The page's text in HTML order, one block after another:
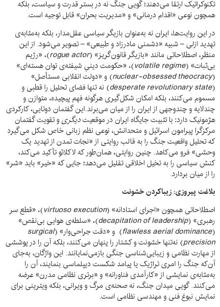
تکنوکراتیک ارتقا می‌دهند؛ گویی جنگ نه در بستر قدرت و سیاست، بلکه
همچون نوعی «اقدام درمانی» و «مدیریت بحران» قابل توجیه است.
در این روایت‌ها، ایران نه به‌عنوان بازیگر سیاسی عقل‌مدار، بلکه به‌مثابه‌ی‌
تهدید ازلی – شبیه «دشمنی مادرزاد و طبیعی» – تصویر می‌شود. از این
منظر، اصطلاحاتی مانند «بازیگر قانون‌گریز» (rogue actor)، «رژیم
بی‌ثبات» (volatile regime)، «حکومت دینیِ شیفته‌ی توان هسته‌ای»
(
nuclear-obsessed theocracy) و «دولت انقلابی مستأصل»
(
desperate revolutionary state) نه تنها فضای تحلیل را قطبی و
مسموم می‌کنند، بلکه امکان شکل‌گیری هرگونه فهم پیچیده، متوازن و
چندلایه و چندوجهی از ایران را از میان می‌برند.این گفتمان دوتایی، کارکردی
هژمونیک دارد: با تثبیت جایگاه ایران در موقعیتدیگریو تقویت گفتمان
مرکزگرا پیرامون اسرائیل و متحدانش، نوعی نظم زبانی خاص شکل می‌گیرد
که تحلیل واقعیت جنگ را به قالب روایتی از «نجات تمدن از تهدید یک
وحشی» فرو می‌کاهد. چنین روایتی، همان‌طور که لاکلائو تأکید می‌کند،
کنش سیاسی را به تخیل اخلاقی تقلیل می‌دهد؛ جایی که «خیر» باید «شر»
را از میان بردارد.
بلاغت پیروزی: زیباکردن خشونت
اصطلاحاتی همچون «اجرای استادانه» (virtuoso execution)، «قطع سر
رهبری» (decapitation of leadership)، «سلطه‌ی هوایی بی‌نقص»
(
flawless aerial dominance) و «دقت جراحی‌وار» (surgical
precision) نه‌تنها خشونت و کشتار را پنهان می‌کنند، بلکه آن را در پوششی
از مهارت نظامی و زیبایی‌شناسی جنگی بازمی‌نمایانند. این واژگان، به‌جای
آن‌که جنگ را امری تراژیک یا پیامد شکست دیپلماسی بنمایند، آن را
به‌مثابه‌ی نمایشی از «کارآمدی فناورانه» و «برتری نظامی مدرن» عرضه
می‌کنند. گویی میدان جنگ، نه صحنه‌ی مرگ و ویرانی، بلکه ویترینی برای
نمایش نبوغ فنی و مهندسی نظامی است.